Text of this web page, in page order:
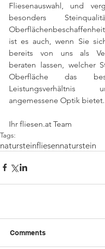
Fliesenauswahl, und
besonders
ist es auch, wenn Sie
bereits von uns als
beraten lassen, welcher
Oberfläche das
angemessene Optik bietet.
Ihr fliesen.at Team
Tags:
natursteinfliesennaturstein
Comments